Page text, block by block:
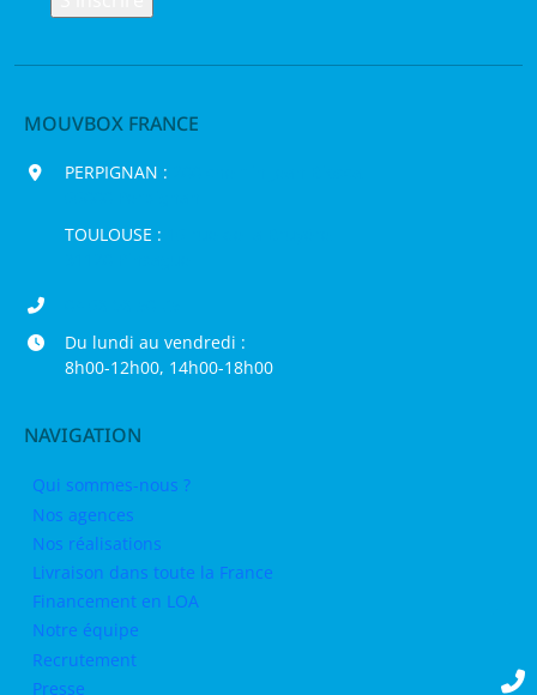
MOUVBOX FRANCE
PERPIGNAN :
TOULOUSE :
Du lundi au vendredi :
8h00-12h00, 14h00-18h00
NAVIGATION
Qui sommes-nous ?
Nos agences
Nos réalisations
Livraison dans toute la France
Financement en LOA
Notre équipe
Recrutement
Presse